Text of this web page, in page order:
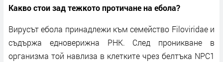
Какво стои зад тежкото протичане на ебола?
Вирусът ебола принадлежи към семейство Filoviridae и
съдържа едноверижна РНК. След проникване в
организма той навлиза в клетките чрез белтъка NPC1